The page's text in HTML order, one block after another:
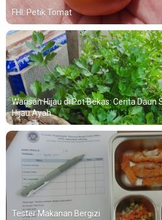
FHI: Petik Tomat
Warisan Hijau di Pot Bekas: Cerita Daun
Hijau Ayah
Tester Makanan Bergizi